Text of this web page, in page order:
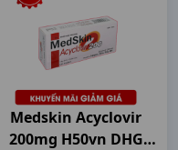
Medskin Acyclovir
200mg H50vn DHG